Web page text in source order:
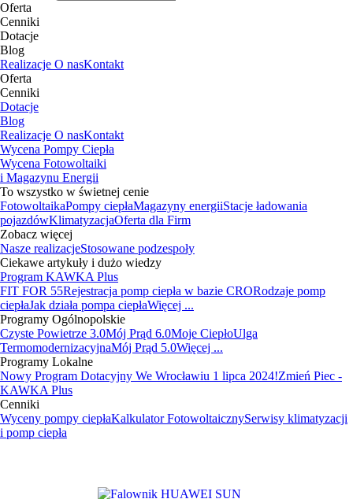
Oferta
Cenniki
Dotacje
Blog
Realizacje O nasKontakt
Oferta
Cenniki
Dotacje
Blog
Realizacje O nasKontakt
Wycena Pompy Ciepła
Wycena Fotowoltaiki
i Magazynu Energii
To wszystko w świetnej cenie
FotowoltaikaPompy ciepłaMagazyny energiiStacje ładowania
pojazdówKlimatyzacjaOferta dla Firm
Zobacz więcej
Nasze realizacjeStosowane podzespoły
Ciekawe artykuły i dużo wiedzy
Program KAWKA Plus
FIT FOR 55Rejestracja pomp ciepła w bazie CRORodzaje pomp
ciepłaJak działa pompa ciepłaWięcej ...
Programy Ogólnopolskie
Czyste Powietrze 3.0Mój Prąd 6.0Moje CiepłoUlga
TermomodernizacyjnaMój Prąd 5.0Więcej ...
Programy Lokalne
Nowy Program Dotacyjny We Wrocławiu 1 lipca 2024!Zmień Piec -
KAWKA Plus
Cenniki
Wyceny pompy ciepłaKalkulator FotowoltaicznySerwisy klimatyzacji
i pomp ciepła